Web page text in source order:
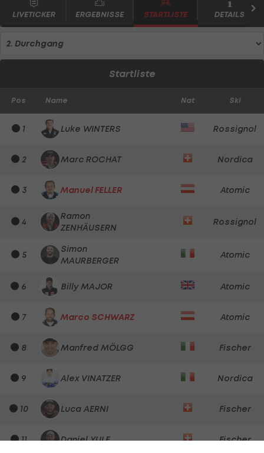
LIVETICKER ERGEBNISSE STARTLISTE DETAILS
Startliste
Pos Name Nat Ski
1 Luke WINTERS Rossignol
2 Marc ROCHAT Nordica
3 Manuel FELLER Atomic
4
Ramon
ZENHÄUSERN
Rossignol
5
Simon
MAURBERGER
Atomic
6 Billy MAJOR Atomic
7 Marco SCHWARZ Atomic
8 Manfred MÖLGG Fischer
9 Alex VINATZER Nordica
10 Luca AERNI Fischer
11 Daniel YULE Fischer